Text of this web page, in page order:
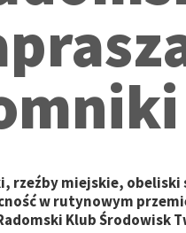
rzeźby miejskie, obeliski
w rutynowym
Klub Środowisk